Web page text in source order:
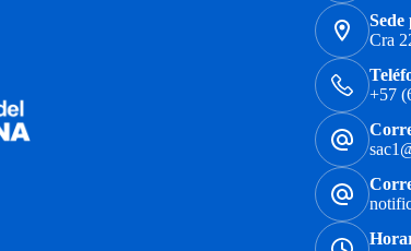
Cra
+57